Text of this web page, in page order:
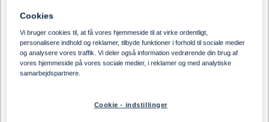
Cookies
Vi bruger cookies til, at få vores hjemmeside til at virke ordentligt,
personalisere indhold og reklamer, tilbyde funktioner i forhold til sociale medier
og analysere vores traffik. Vi deler også information vedrørende din brug af
vores hjemmeside på vores sociale medier, i reklamer og med analytiske
samarbejdspartnere.
Cookie - indstillinger